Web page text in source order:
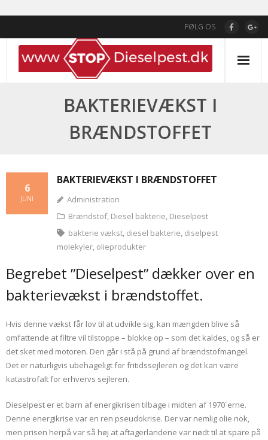
content
FØLG OS
BAKTERIEVÆKST I
BRÆNDSTOFFET
BAKTERIEVÆKST I BRÆNDSTOFFET
6
JUNI
Administration
Brændstof, Diesel bakterie, Dieselpest
bakterie vækst, diesel bakterie, diselpest
molekyler, olieprodukter
Begrebet ”Dieselpest” dækker over en
bakterievækst i brændstoffet.
Hvis denne vækst får lov til at udvikle sig, kan mængden blive så
omfattende at filtre vil tilstoppe – blokke op – som det kaldes, og så er
det sket med motoren. Den går i stå på grund af brændstofmangel.
Det er naturligvis ubehageligt for fritidssejleren og det kan være
katastrofalt for erhvervs sejleren.
Dieselpest er et barn af energikrisen tilbage i midten af 1970´erne.
Denne energikrise var en ren pseudokrise. Der var nemlig olie nok,
men prisen herpå var så høj at aftagerlandene var nødt til at spare på